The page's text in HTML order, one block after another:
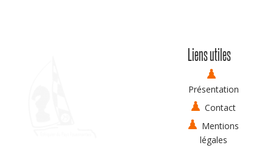
Liens utiles
Présentation
Contact
Mentions
légales